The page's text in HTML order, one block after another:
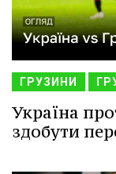
ГРУЗИНИ
Україна
здобути